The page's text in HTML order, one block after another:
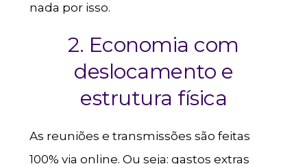
nada por isso.
2. Economia com
deslocamento e
estrutura física
As reuniões e transmissões são feitas
100% via online. Ou seja: gastos extras